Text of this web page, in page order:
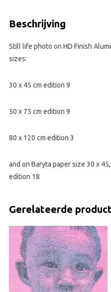
Beschrijving
Still life photo on HD Finish
sizes:
30 x 45 cm edition 9
50 x 75 cm edition 9
80 x 120 cm edition 3
and on Baryta paper size 30 x
edition 18
Gerelateerde